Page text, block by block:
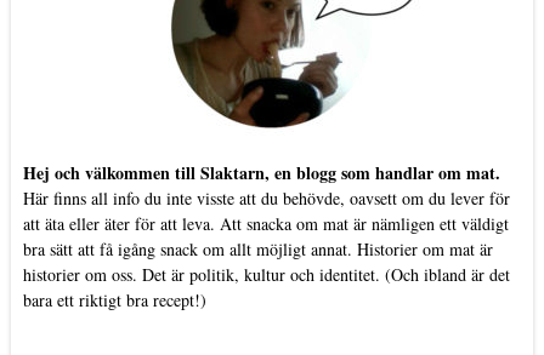
Hej och välkommen till Slaktarn, en blogg som handlar om mat.
Här finns all info du inte visste att du behövde, oavsett om du lever för
att äta eller äter för att leva. Att snacka om mat är nämligen ett väldigt
bra sätt att få igång snack om allt möjligt annat. Historier om mat är
historier om oss. Det är politik, kultur och identitet. (Och ibland är det
bara ett riktigt bra recept!)